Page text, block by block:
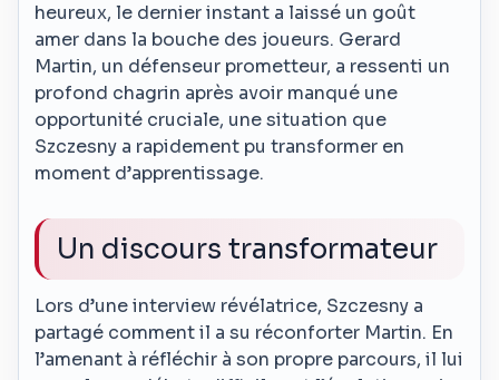
heureux, le dernier instant a laissé un goût
amer dans la bouche des joueurs. Gerard
Martin, un défenseur prometteur, a ressenti un
profond chagrin après avoir manqué une
opportunité cruciale, une situation que
Szczesny a rapidement pu transformer en
moment d’apprentissage.
Un discours transformateur
Lors d’une interview révélatrice, Szczesny a
partagé comment il a su réconforter Martin. En
l’amenant à réfléchir à son propre parcours, il lui